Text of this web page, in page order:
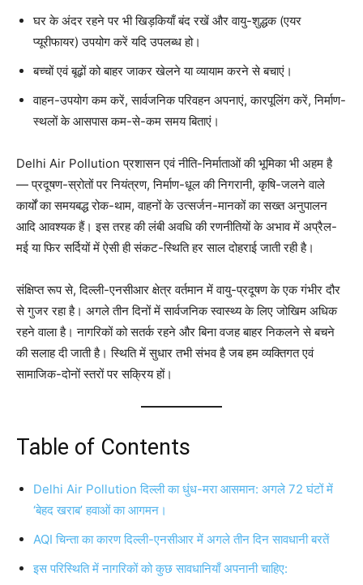
घर के अंदर रहने पर भी खिड़कियाँ बंद रखें और वायु-शुद्धक (एयर
प्यूरीफायर) उपयोग करें यदि उपलब्ध हो।
बच्चों एवं बूढ़ों को बाहर जाकर खेलने या व्यायाम करने से बचाएं।
वाहन-उपयोग कम करें, सार्वजनिक परिवहन अपनाएं, कारपूलिंग करें, निर्माण-
स्थलों के आसपास कम-से-कम समय बिताएं।
Delhi Air Pollution प्रशासन एवं नीति-निर्माताओं की भूमिका भी अहम है
— प्रदूषण-स्रोतों पर नियंत्रण, निर्माण-धूल की निगरानी, कृषि-जलने वाले
कार्यों का समयबद्ध रोक-थाम, वाहनों के उत्सर्जन-मानकों का सख्त अनुपालन
आदि आवश्यक हैं। इस तरह की लंबी अवधि की रणनीतियों के अभाव में अप्रैल-
मई या फिर सर्दियों में ऐसी ही संकट-स्थिति हर साल दोहराई जाती रही है।
संक्षिप्त रूप से, दिल्ली-एनसीआर क्षेत्र वर्तमान में वायु-प्रदूषण के एक गंभीर दौर
से गुजर रहा है। अगले तीन दिनों में सार्वजनिक स्वास्थ्य के लिए जोखिम अधिक
रहने वाला है। नागरिकों को सतर्क रहने और बिना वजह बाहर निकलने से बचने
की सलाह दी जाती है। स्थिति में सुधार तभी संभव है जब हम व्यक्तिगत एवं
सामाजिक-दोनों स्तरों पर सक्रिय हों।
Table of Contents
Delhi Air Pollution दिल्ली का धुंध-मरा आसमान: अगले 72 घंटों में
‘बेहद खराब’ हवाओं का आगमन।
AQI चिन्ता का कारण दिल्ली-एनसीआर में अगले तीन दिन सावधानी बरतें
इस परिस्थिति में नागरिकों को कुछ सावधानियाँ अपनानी चाहिए: